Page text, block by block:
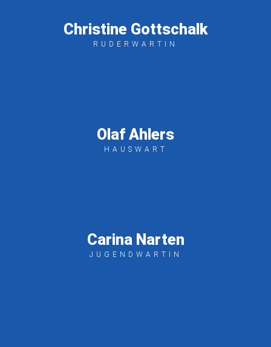
Christine Gottschalk
RUDERWARTIN
Olaf Ahlers
HAUSWART
Carina Narten
JUGENDWARTIN